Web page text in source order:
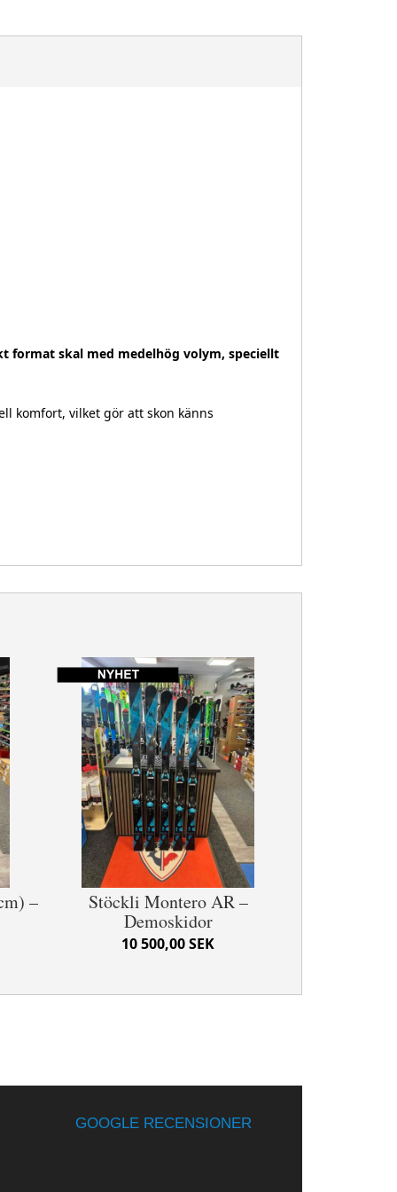
format skal med medelhög volym, speciellt
komfort, vilket gör att skon känns
–
Stöckli Montero AR –
Demoskidor
10 500,00 SEK
GOOGLE RECENSIONER